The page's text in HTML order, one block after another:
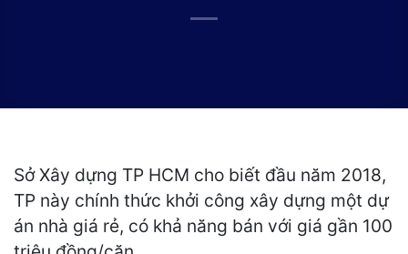
Sở Xây dựng TP HCM cho biết đầu năm 2018,
TP này chính thức khởi công xây dựng một dự
án nhà giá rẻ, có khả năng bán với giá gần 100